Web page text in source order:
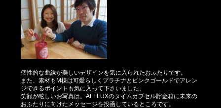
個性的な曲線が美しいデザインを気に入られたおふたりです。
また、素材もM様は可愛らしくプラチナとピンクゴールドでアレン
ジできるポイントも気に入って下さいました。
笑顔が眩しいお写真は。AFFLUXのタイムカプセル貯金箱に未来の
おふたりに向けたメッセージを投函しているところです。